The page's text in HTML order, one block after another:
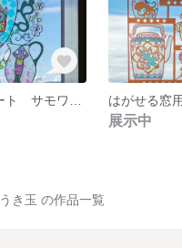
展示中
うき玉 の作品一覧